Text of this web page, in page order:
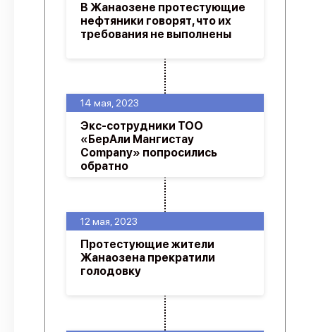
12 мая, 2023
Протестующие жители
Жанаозена прекратили
голодовку
14 мая, 2023
Экс-сотрудники ТОО
«БерАли Мангистау
Company» попросились
обратно
В Жанаозене протестующие
нефтяники говорят, что их
требования не выполнены